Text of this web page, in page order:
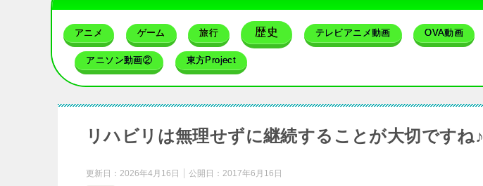
アニメ ゲーム 旅行 歴史 テレビアニメ動画 OVA動画
アニソン動画② 東方Project
リハビリは無理せずに継続することが大切ですね♪
更新日： 2026年4月16日 公開日： 2017年6月16日